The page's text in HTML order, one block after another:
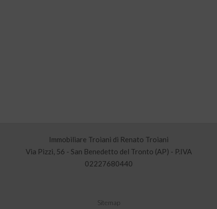
Immobiliare Troiani di Renato Troiani
Via Pizzi, 56 - San Benedetto del Tronto (AP) - P.IVA
02227680440
Sitemap